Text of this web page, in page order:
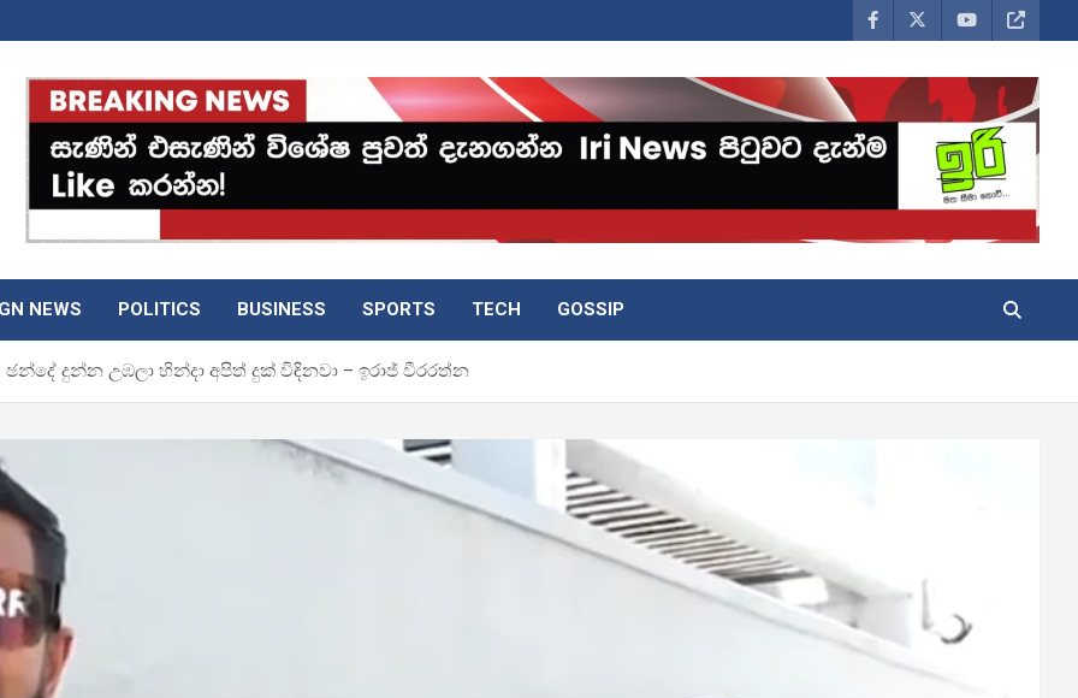
NEWS POLITICS BUSINESS SPORTS TECH GOSSIP
දුන්න උඹලා හින්දා අපිත් දුක් විඳිනවා – ඉරාජ් වීරරත්න